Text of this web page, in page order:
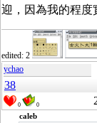
迎，因為我的程度
edited: 2
ychao
38
0 0
caleb